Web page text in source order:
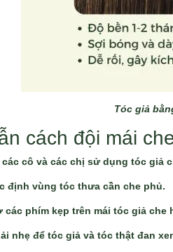
Tóc giả
cách đội mái
cô và các chị sử dụng tóc giả
định vùng tóc thưa cần che phủ.
các phím kẹp trên mái tóc giả
nhẹ để tóc giả và tóc thật đan